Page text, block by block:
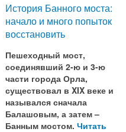
История Банного моста:
начало и много попыток
восстановить
Пешеходный мост,
соединявший 2-ю и 3-ю
части города Орла,
существовал в XIX веке и
назывался сначала
Балашовым, а затем –
Банным мостом. Читать